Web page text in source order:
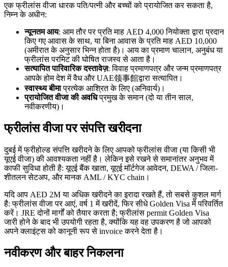
एक फ्रीलांस वीजा धारक पति/पत्नी और बच्चों को प्रायोजित कर सकता है,
निम्न के अधीन:
न्यूनतम आय: आम तौर पर प्रति माह AED 4,000 नियोक्ता द्वारा प्रदान
किए गए आवास के साथ, या बिना आवास के प्रति माह AED 10,000
(अमीरात के अनुसार भिन्न होता है)। आय का प्रमाण चालान, अनुबंध या
फ्रीलांस परमिट की घोषित राजस्व से आता है।
सत्यापित पारिवारिक दस्तावेज़: विवाह प्रमाणपत्र और जन्म प्रमाणपत्र
आपके होम देश में वैध और UAE领事館द्वारा सत्यापित।
स्वास्थ्य बीमा प्रत्येक आश्रित के लिए (अनिवार्य)।
प्रायोजित वीजा की अवधि प्रमुख के समान (दो या तीन साल,
नवीकरणीय)।
फ्रीलांस वीजा पर संपत्ति खरीदना
दुबई में फ्रीहोल्ड संपत्ति खरीदने के लिए आपको फ्रीलांस वीजा (या किसी भी
यूएई वीजा) की आवश्यकता नहीं है। लेकिन इसे रखने से समानांतर अनुभव में
काफी सुविधा होती है: यूएई बैंक खाता, यूएई मॉर्टगेज आवेदन, DEWA / जिला-
शीतलन सेटअप, और मानक AML / KYC chain।
यदि आप AED 2M या अधिक खरीदने का इरादा रखते हैं, तो सबसे कुशल मार्ग
है: फ्रीलांस वीजा पर आएं, वर्ष 1 में खरीदें, फिर सीधे Golden Visa में परिवर्तित
करें। JRE दोनों मार्गों को तैयार करता है; फ्रीलांस permit Golden Visa
जारी होने के बाद भी उपयोगी रहता है, क्योंकि यह वह उपकरण है जो आपको
अपने क्लाइंट्स को कानूनी रूप से invoice करने देता है।
नवीकरण और बाहर निकलना